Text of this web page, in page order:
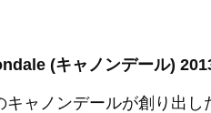
(キャノンデール)
キャノンデールが創り出